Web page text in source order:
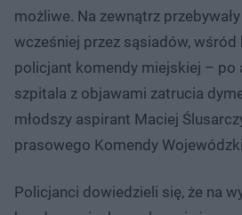
możliwe. Na zewnątrz
wcześniej przez sąsiadów, wśród
policjant komendy miejskiej – po
szpitala z objawami zatrucia
młodszy aspirant Maciej
prasowego Komendy
Policjanci dowiedzieli się, że na